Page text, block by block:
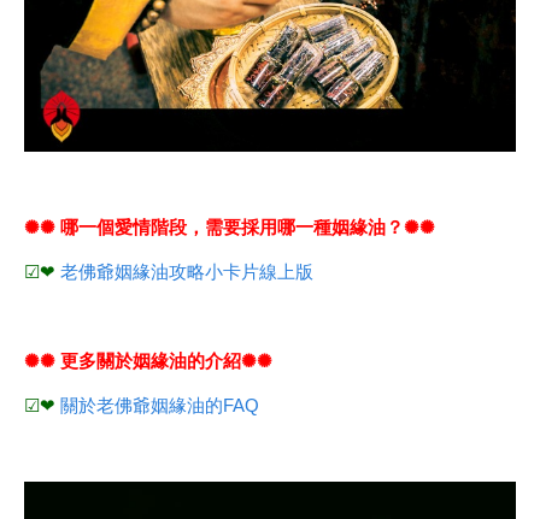
✺✺ 哪一個愛情階段，需要採用哪一種姻緣油？✺✺
☑❤ 老佛爺姻緣油攻略小卡片線上版
✺✺ 更多關於姻緣油的介紹✺✺
☑❤ 關於老佛爺姻緣油的FAQ